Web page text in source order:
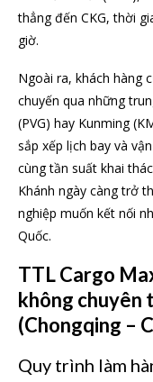
thẳng đến CKG, thời
giờ.
Ngoài ra, khách hàng
chuyến qua những
(PVG) hay Kunming
sắp xếp lịch bay và
cùng tần suất khai
Khánh ngày càng trở
nghiệp muốn kết nối
Quốc.
TTL Cargo
không chuyên
(Chongqing –
Quy trình làm